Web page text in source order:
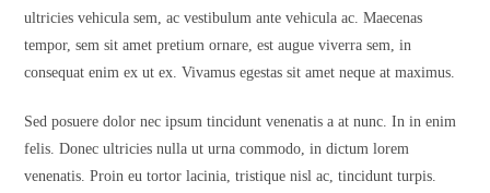
ultricies vehicula sem, ac vestibulum ante vehicula ac. Maecenas
tempor, sem sit amet pretium ornare, est augue viverra sem, in
consequat enim ex ut ex. Vivamus egestas sit amet neque at maximus.
Sed posuere dolor nec ipsum tincidunt venenatis a at nunc. In in enim
felis. Donec ultricies nulla ut urna commodo, in dictum lorem
venenatis. Proin eu tortor lacinia, tristique nisl ac, tincidunt turpis.